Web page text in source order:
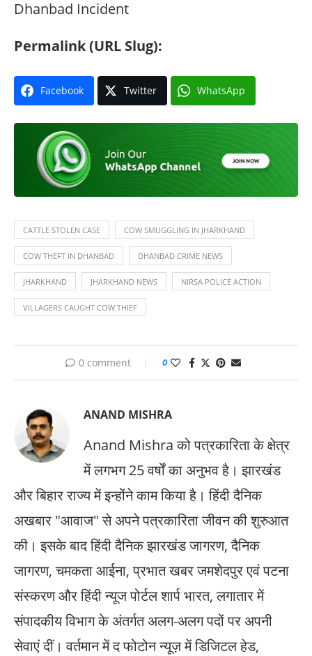
Dhanbad Incident
Permalink (URL Slug):
Facebook Twitter WhatsApp
CATTLE STOLEN CASE COW SMUGGLING IN JHARKHAND
COW THEFT IN DHANBAD DHANBAD CRIME NEWS
JHARKHAND JHARKHAND NEWS NIRSA POLICE ACTION
VILLAGERS CAUGHT COW THIEF
0 comment 0
ANAND MISHRA
Anand Mishra को पत्रकारिता के क्षेत्र
में लगभग 25 वर्षों का अनुभव है। झारखंड
और बिहार राज्य में इन्होंने काम किया है। हिंदी दैनिक
अखबार "आवाज" से अपने पत्रकारिता जीवन की शुरुआत
की। इसके बाद हिंदी दैनिक झारखंड जागरण, दैनिक
जागरण, चमकता आईना, प्रभात खबर जमशेदपुर एवं पटना
संस्करण और हिंदी न्यूज पोर्टल शार्प भारत, लगातार में
संपादकीय विभाग के अंतर्गत अलग-अलग पदों पर अपनी
सेवाएं दीं। वर्तमान में द फोटोन न्यूज़ में डिजिटल हेड,